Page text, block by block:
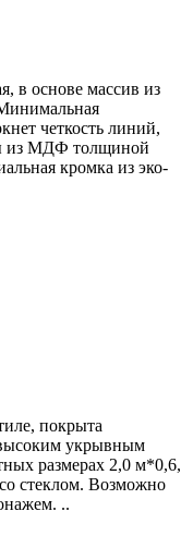
в основе массив из
четкость линий,
из МДФ толщиной
кромка из эко-
покрыта
укрывным
размерах 2,0 м*0,6,
стеклом. Возможно
..